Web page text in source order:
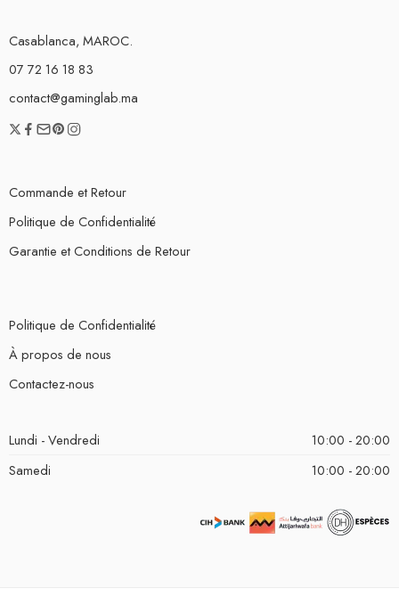
Casablanca, MAROC.
07 72 16 18 83
contact@gaminglab.ma
Commande et Retour
Politique de Confidentialité
Garantie et Conditions de Retour
Politique de Confidentialité
À propos de nous
Contactez-nous
Lundi - Vendredi
10:00 - 20:00
Samedi
10:00 - 20:00